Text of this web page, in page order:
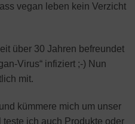
vegan leben kein Verzicht
über 30 Jahren befreundet
Virus“ infiziert ;-) Nun
mit.
kümmere mich um unser
ich auch Produkte oder